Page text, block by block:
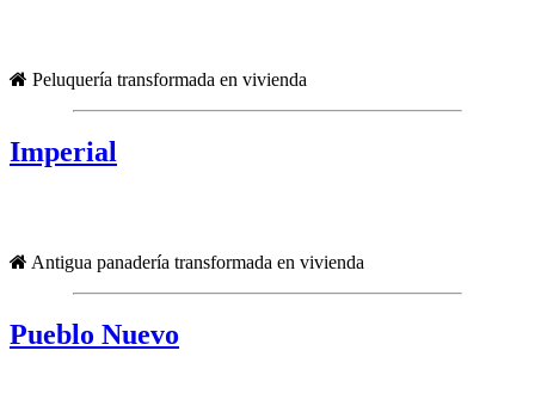
Peluquería transformada en vivienda
Imperial
Antigua panadería transformada en vivienda
Pueblo Nuevo